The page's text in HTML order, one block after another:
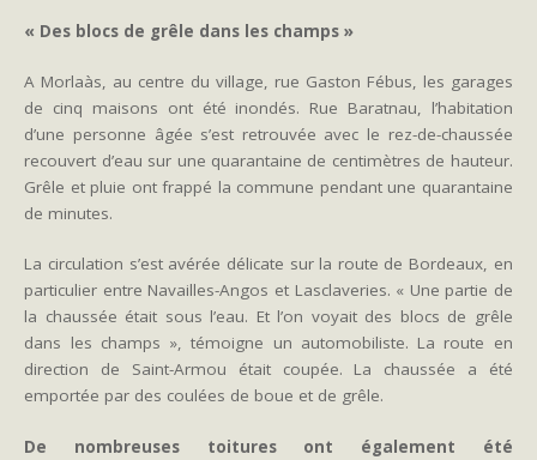
« Des blocs de grêle dans les champs »
A Morlaàs, au centre du village, rue Gaston Fébus, les garages
de cinq maisons ont été inondés. Rue Baratnau, l’habitation
d’une personne âgée s’est retrouvée avec le rez-de-chaussée
recouvert d’eau sur une quarantaine de centimètres de hauteur.
Grêle et pluie ont frappé la commune pendant une quarantaine
de minutes.
La circulation s’est avérée délicate sur la route de Bordeaux, en
particulier entre Navailles-Angos et Lasclaveries. « Une partie de
la chaussée était sous l’eau. Et l’on voyait des blocs de grêle
dans les champs », témoigne un automobiliste. La route en
direction de Saint-Armou était coupée. La chaussée a été
emportée par des coulées de boue et de grêle.
De nombreuses toitures ont également été